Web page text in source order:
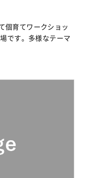
育てワークショッ
です。多様なテーマ